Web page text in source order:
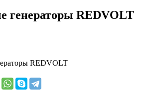
генераторы REDVOLT
REDVOLT